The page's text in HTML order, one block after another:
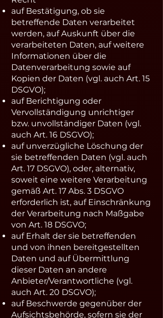
auf Bestätigung, ob sie
betreffende Daten verarbeitet
werden, auf Auskunft über die
verarbeiteten Daten, auf weitere
Informationen über die
Datenverarbeitung sowie auf
Kopien der Daten (vgl. auch Art. 15
DSGVO);
auf Berichtigung oder
Vervollständigung unrichtiger
bzw. unvollständiger Daten (vgl.
auch Art. 16 DSGVO);
auf unverzügliche Löschung der
sie betreffenden Daten (vgl. auch
Art. 17 DSGVO), oder, alternativ,
soweit eine weitere Verarbeitung
gemäß Art. 17 Abs. 3 DSGVO
erforderlich ist, auf Einschränkung
der Verarbeitung nach Maßgabe
von Art. 18 DSGVO;
auf Erhalt der sie betreffenden
und von ihnen bereitgestellten
Daten und auf Übermittlung
dieser Daten an andere
Anbieter/Verantwortliche (vgl.
auch Art. 20 DSGVO);
auf Beschwerde gegenüber der
Aufsichtsbehörde, sofern sie der